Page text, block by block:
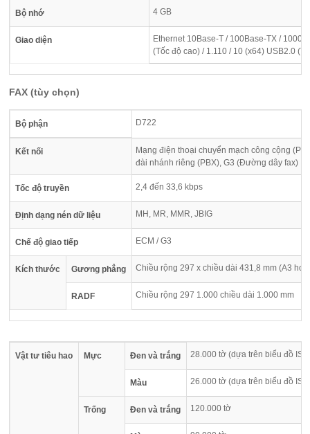
Bộ nhớ 4 GB
Giao diện
Ethernet 10Base-T / 100Base-TX /
(Tốc độ cao) / 1.110 / 10 (x64) USB2.0
FAX (tùy chọn)
Bộ phận D722
Kết nối
Mạng điện thoại chuyển mạch công cộng
đài nhánh riêng (PBX), G3 (Đường dây fax)
Tốc độ truyền 2,4 đến 33,6 kbps
Định dạng nén dữ liệu MH, MR, MMR, JBIG
Chế độ giao tiếp ECM / G3
Kích thước Gương phẳng Chiều rộng 297 x chiều dài 431,8 mm (A3
RADF Chiều rộng 297 1.000 chiều dài 1.000 mm
Vật tư tiêu hao Mực Đen và trắng 28.000 tờ (dựa trên biểu đồ
Màu 26.000 tờ (dựa trên biểu đồ
Trống Đen và trắng 120.000 tờ